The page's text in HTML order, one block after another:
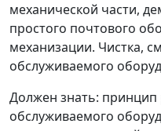
механической части,
простого почтового
механизации. Чистка,
обслуживаемого
Должен знать: принцип
обслуживаемого